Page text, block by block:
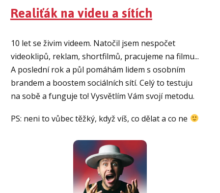
Realiťák na videu a sítích
10 let se živim videem. Natočil jsem nespočet
videoklipů, reklam, shortfilmů, pracujeme na filmu...
A poslední rok a půl pomáhám lidem s osobním
brandem a boostem sociálních sítí. Celý to testuju
na sobě a funguje to! Vysvětlím Vám svojí metodu.
PS: neni to vůbec těžký, když víš, co dělat a co ne